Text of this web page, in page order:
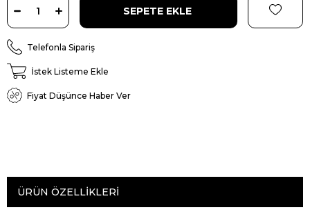
Telefonla Sipariş
İstek Listeme Ekle
Fiyat Düşünce Haber Ver
ÜRÜN ÖZELLIKLERI